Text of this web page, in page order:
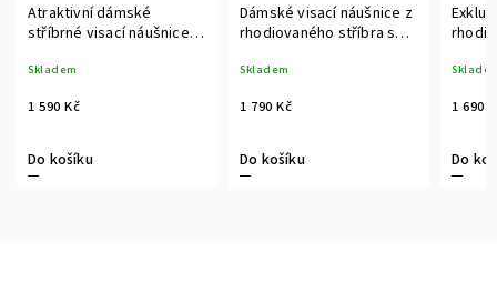
Atraktivní dámské
stříbrné visací náušnice s
sladkovodní perlou
Skladem
1 590 Kč
Do košíku
Dámské visací náušnice z
rhodiovaného stříbra s
sladkovodní perlou
Skladem
1 790 Kč
Do košíku
1 690
Do